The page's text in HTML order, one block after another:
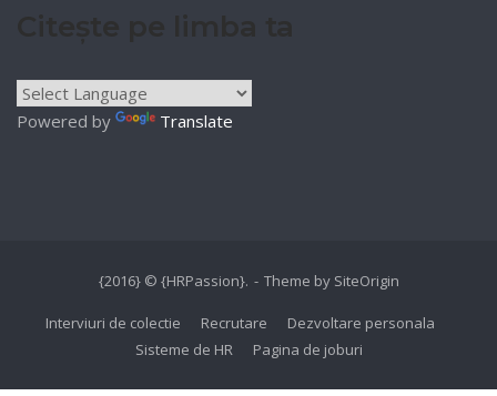
Powered by Translate
{2016} © {HRPassion}. Theme by SiteOrigin
Interviuri de colectie Recrutare
Dezvoltare personala
Sisteme de HR
Pagina de joburi